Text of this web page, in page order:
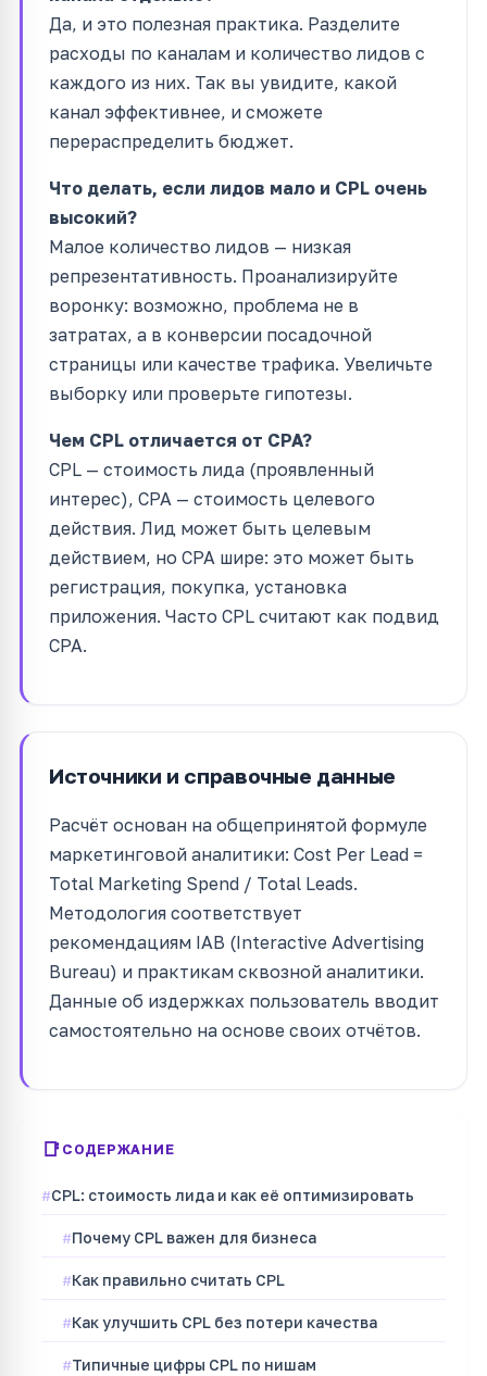
Да, и это полезная практика. Разделите
расходы по каналам и количество лидов с
каждого из них. Так вы увидите, какой
канал эффективнее, и сможете
перераспределить бюджет.
Что делать, если лидов мало и CPL очень
высокий?
Малое количество лидов — низкая
репрезентативность. Проанализируйте
воронку: возможно, проблема не в
затратах, а в конверсии посадочной
страницы или качестве трафика. Увеличьте
выборку или проверьте гипотезы.
Чем CPL отличается от CPA?
CPL — стоимость лида (проявленный
интерес), CPA — стоимость целевого
действия. Лид может быть целевым
действием, но CPA шире: это может быть
регистрация, покупка, установка
приложения. Часто CPL считают как подвид
CPA.
Источники и справочные данные
Расчёт основан на общепринятой формуле
маркетинговой аналитики: Cost Per Lead =
Total Marketing Spend / Total Leads.
Методология соответствует
рекомендациям IAB (Interactive Advertising
Bureau) и практикам сквозной аналитики.
Данные об издержках пользователь вводит
самостоятельно на основе своих отчётов.
СОДЕРЖАНИЕ
CPL: стоимость лида и как её оптимизировать
Почему CPL важен для бизнеса
Как правильно считать CPL
Как улучшить CPL без потери качества
Типичные цифры CPL по нишам